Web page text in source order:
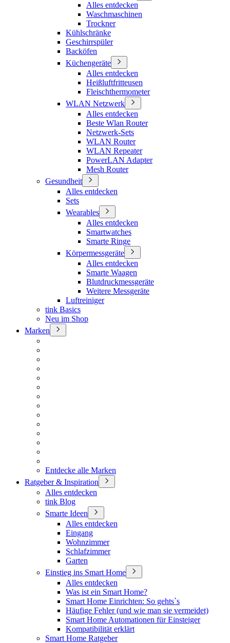
Alles entdecken
Waschmaschinen
Trockner
Kühlschränke
Geschirrspüler
Backöfen
Küchengeräte
Alles entdecken
Heißluftfritteusen
Fleischthermometer
WLAN Netzwerk
Alles entdecken
Beste Wlan Router
Netzwerk-Sets
WLAN Router
WLAN Repeater
PowerLAN Adapter
Mesh Router
Gesundheit
Alles entdecken
Sets
Wearables
Alles entdecken
Smartwatches
Smarte Ringe
Körpermessgeräte
Alles entdecken
Smarte Waagen
Blutdruckmessgeräte
Weitere Messgeräte
Luftreiniger
tink Basics
Neu im Shop
Marken
Entdecke alle Marken
Ratgeber & Inspiration
Alles entdecken
tink Blog
Smarte Ideen
Alles entdecken
Eingang
Wohnzimmer
Schlafzimmer
Garten
Einstieg ins Smart Home
Alles entdecken
Was ist ein Smart Home?
Smart Home Einrichten: So gehts`s
Häufige Fehler (und wie man sie vermeidet)
Smart Home Automationen für Einsteiger
Kompatibilität erklärt
Smart Home Ratgeber